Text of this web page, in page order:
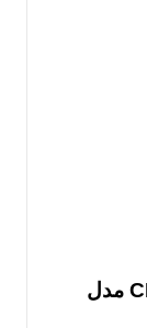
همزن کاسه دار 7.2 لیتری CHeflee مدل